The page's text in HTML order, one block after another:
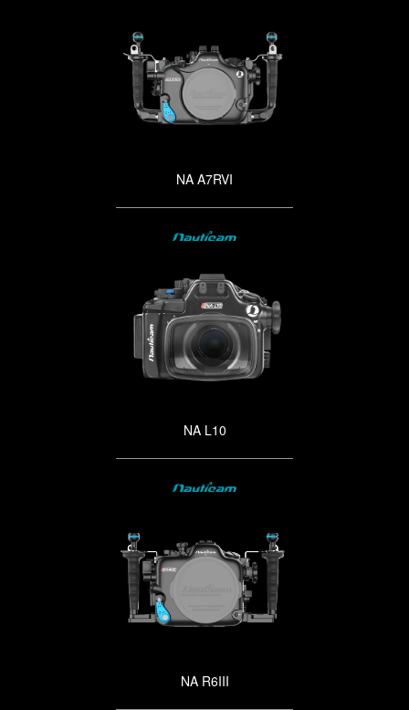
NA A7RVI
NA L10
NA R6III